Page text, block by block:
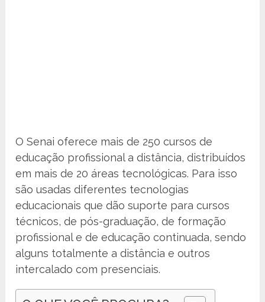
O Senai oferece mais de 250 cursos de
educação profissional a distância, distribuídos
em mais de 20 áreas tecnológicas. Para isso
são usadas diferentes tecnologias
educacionais que dão suporte para cursos
técnicos, de pós-graduação, de formação
profissional e de educação continuada, sendo
alguns totalmente a distância e outros
intercalado com presenciais.